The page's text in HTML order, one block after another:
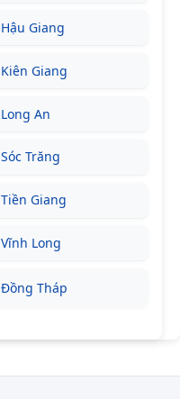
Hậu Giang
Kiên Giang
Long An
Sóc Trăng
Tiền Giang
Vĩnh Long
Đồng Tháp